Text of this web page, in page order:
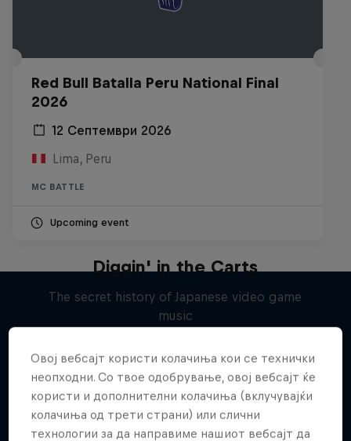
Red Bull Batalla Peru National Final
2026
12 Септември 2026
Lima, Peru
MC BATTLE
Upcoming event
Diggin' in the Carts
The secret history of Japanese video game
music
Овој вебсајт користи колачиња кои се технички
неопходни. Со твое одобрување, овој вебсајт ќе
користи и дополнителни колачиња (вклучувајќи
колачиња од трети страни) или слични
технологии за да направиме нашиот вебсајт да